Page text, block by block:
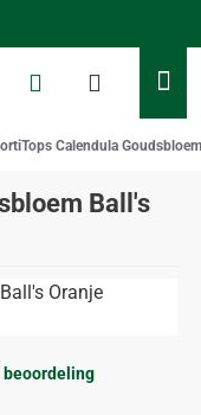
Ball's
Calendula
beoordeling